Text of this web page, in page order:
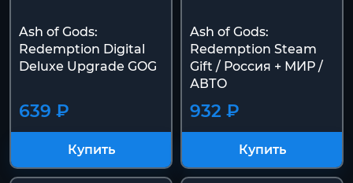
Ash of Gods:
Redemption Digital
Deluxe Upgrade GOG
639 ₽
Купить
Ash of Gods:
Redemption Steam
Gift / Россия + МИР /
АВТО
932 ₽
Купить